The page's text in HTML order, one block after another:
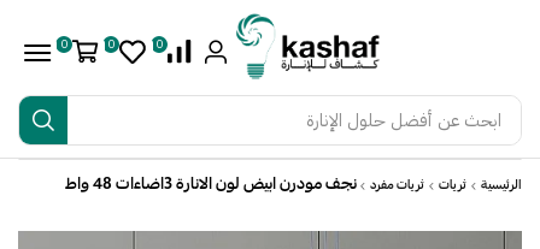
ابحث عن أفضل حلول الإنارة
0
0
0
الرئيسية ثريات ثريات مفرد نجف مودرن ابيض لون الانارة 3اضاءات 48 واط